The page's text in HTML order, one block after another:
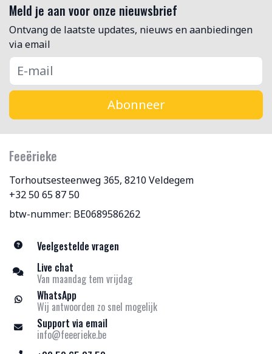
Meld je aan voor onze nieuwsbrief
Ontvang de laatste updates, nieuws en aanbiedingen
via email
Abonneer
Feeërieke
Torhoutsesteenweg 365, 8210 Veldegem
+32 50 65 87 50
btw-nummer: BE0689586262
Veelgestelde vragen
Live chat
Van maandag tem vrijdag
WhatsApp
Wij antwoorden zo snel mogelijk
Support via email
info@feeerieke.be